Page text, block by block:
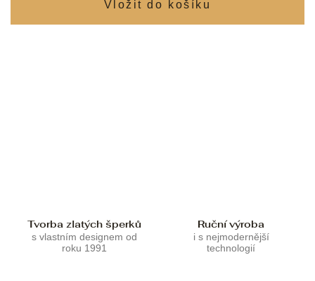
Tvorba zlatých šperků
s vlastním designem od
roku 1991
Ruční výroba
i s nejmodernější
technologií